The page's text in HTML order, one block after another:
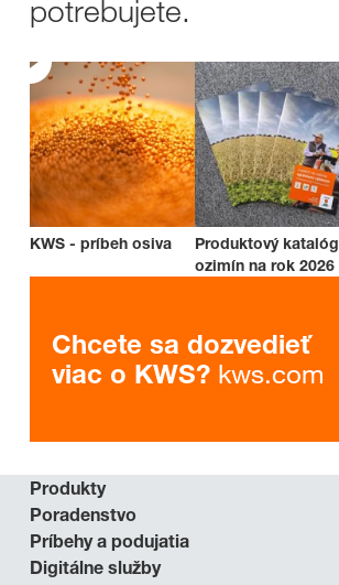
potrebujete.
KWS - príbeh osiva
Produktový katalóg
ozimín na rok 2026
Chcete sa dozvedieť
viac o KWS? kws.com
Produkty
Poradenstvo
Príbehy a podujatia
Digitálne služby